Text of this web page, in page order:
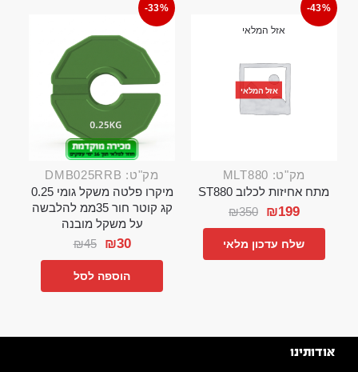
-43%
אזל המלאי
אזל המלאי
מק"ט: MLT880
מתח אחיזות לכלוב ST880
₪350 ₪199
שלח עדכון מלאי
-33%
מק"ט: DMB025RRB
מיקרו פלטה משקל גומי 0.25
קג קוטר חור 35ממ להלבשה
על משקל מובנה
₪45 ₪30
הוספה לסל
אודותינו